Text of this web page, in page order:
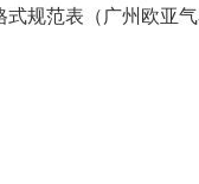
规范表（广州欧亚